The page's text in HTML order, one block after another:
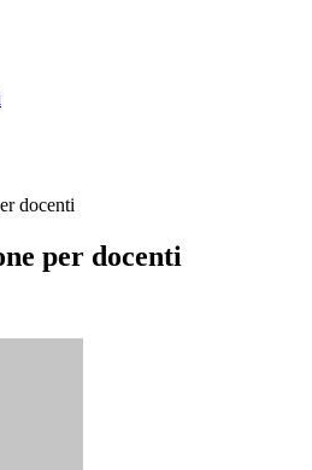
docenti
per docenti